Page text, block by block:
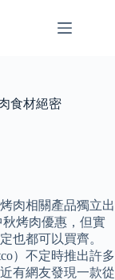
食材絕密
肉相關產品獨立出
烤肉優惠，但實
也都可以買齊。
）不定時推出許多
有網友發現一款從